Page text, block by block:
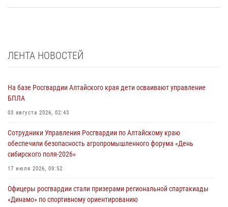
ЛЕНТА НОВОСТЕЙ
На базе Росгвардии Алтайского края дети осваивают управление
БПЛА
03 августа 2026, 02:43
Сотрудники Управления Росгвардии по Алтайскому краю
обеспечили безопасность агропромышленного форума «День
сибирского поля-2026»
17 июля 2026, 09:52
Офицеры росгвардии стали призерами региональной спартакиады
«Динамо» по спортивному ориентированию